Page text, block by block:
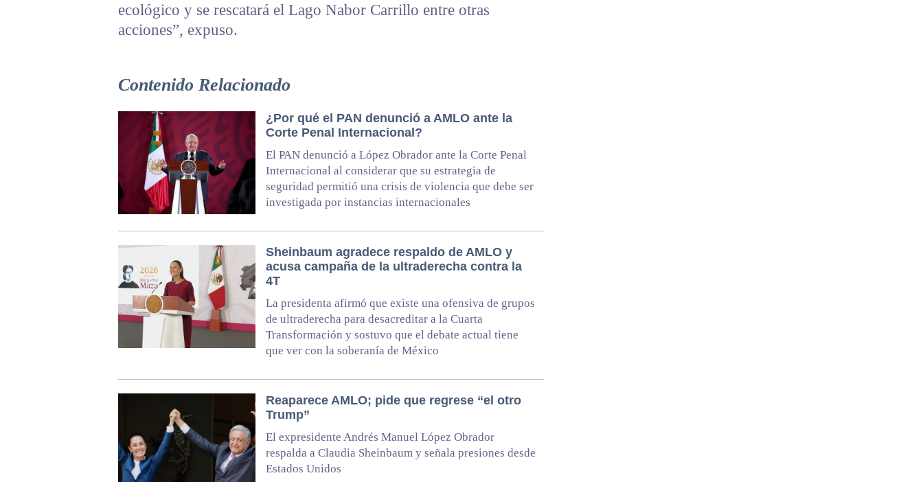
ecológico y se rescatará el Lago Nabor Carrillo entre otras
acciones”, expuso.
Contenido Relacionado
¿Por qué el PAN denunció a AMLO ante la
Corte Penal Internacional?
El PAN denunció a López Obrador ante la Corte Penal
Internacional al considerar que su estrategia de
seguridad permitió una crisis de violencia que debe ser
investigada por instancias internacionales
Sheinbaum agradece respaldo de AMLO y
acusa campaña de la ultraderecha contra la
4T
La presidenta afirmó que existe una ofensiva de grupos
de ultraderecha para desacreditar a la Cuarta
Transformación y sostuvo que el debate actual tiene
que ver con la soberanía de México
Reaparece AMLO; pide que regrese “el otro
Trump”
El expresidente Andrés Manuel López Obrador
respalda a Claudia Sheinbaum y señala presiones desde
Estados Unidos